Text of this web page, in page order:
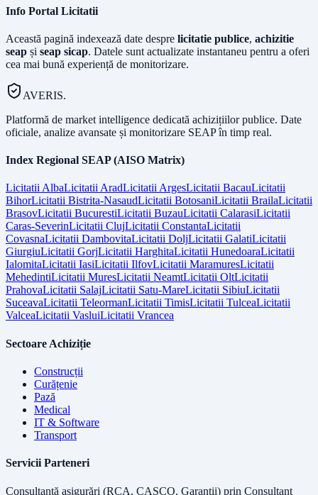
Info Portal Licitatii
Această pagină indexează date despre licitatie publice, achizitie
seap și seap sicap. Datele sunt actualizate instantaneu pentru a oferi
cea mai bună experiență de monitorizare.
AVERIS.
Platformă de market intelligence dedicată achizițiilor publice. Date
oficiale, analize avansate și monitorizare SEAP în timp real.
Index Regional SEAP (AISO Matrix)
LicitatiiAlbaLicitatiiAradLicitatiiArgesLicitatii BacauLicitatii
BihorLicitatii Bistrita-NasaudLicitatii BotosaniLicitatii BrailaLicitatii
BrasovLicitatii BucurestiLicitatii BuzauLicitatii CalarasiLicitatii
Caras-SeverinLicitatii ClujLicitatii ConstantaLicitatii
CovasnaLicitatii DambovitaLicitatii DoljLicitatii GalatiLicitatii
GiurgiuLicitatii GorjLicitatii HarghitaLicitatii HunedoaraLicitatii
IalomitaLicitatii IasiLicitatii IlfovLicitatii MaramuresLicitatii
MehedintiLicitatii MuresLicitatii NeamtLicitatii OltLicitatii
PrahovaLicitatii SalajLicitatii Satu-MareLicitatii SibiuLicitatii
SuceavaLicitatii TeleormanLicitatii TimisLicitatii TulceaLicitatii
ValceaLicitatii VasluiLicitatii Vrancea
Sectoare Achiziție
Construcții
Curățenie
Pază
Medical
IT & Software
Transport
Servicii Parteneri
Consultanță asigurări (RCA, CASCO, Garanții) prin Consultant